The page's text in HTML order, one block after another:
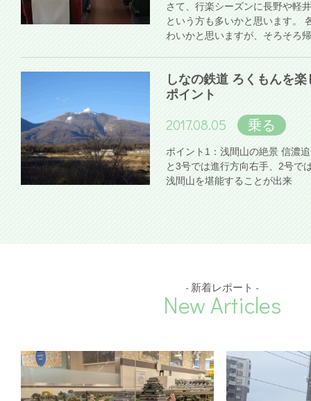
さて、行楽シーズンに長野や軽
という方も多いかと思います。
わいかと思いますが、そろそろ
しなの鉄道 ろくもんを
ポイント
2017.08.05 乗る
ポイント1：浅間山の絶景 信濃
と3号では進行方向右手、2号で
浅間山を堪能することが出来
- 新着レポート -
New Articles